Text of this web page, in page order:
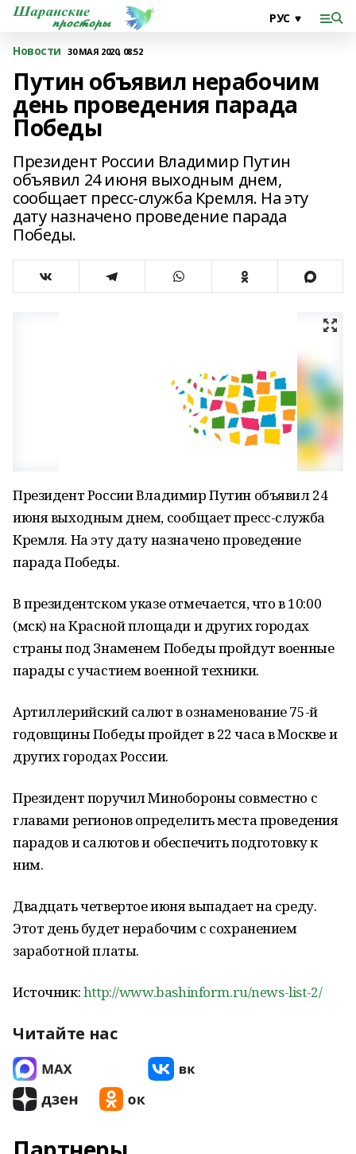
Новости 30 МАЯ 2020, 08:52
Путин объявил нерабочим
день проведения парада
Победы
Президент России Владимир Путин
объявил 24 июня выходным днем,
сообщает пресс-служба Кремля. На эту
дату назначено проведение парада
Победы.
Президент России Владимир Путин объявил 24
июня выходным днем, сообщает пресс-служба
Кремля. На эту дату назначено проведение
парада Победы.
В президентском указе отмечается, что в 10:00
(мск) на Красной площади и других городах
страны под Знаменем Победы пройдут военные
парады с участием военной техники.
Артиллерийский салют в ознаменование 75-й
годовщины Победы пройдет в 22 часа в Москве и
других городах России.
Президент поручил Минобороны совместно с
главами регионов определить места проведения
парадов и салютов и обеспечить подготовку к
ним.
Двадцать четвертое июня выпадает на среду.
Этот день будет нерабочим с сохранением
заработной платы.
Источник:http://www.bashinform.ru/news-list-2/
Читайте нас